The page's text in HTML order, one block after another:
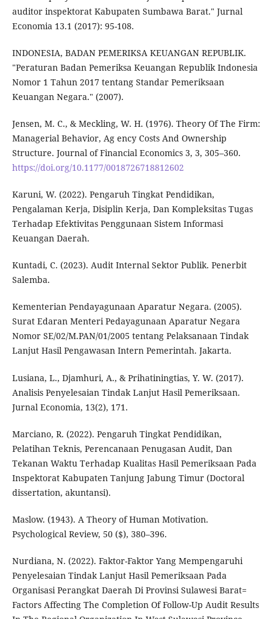
auditor inspektorat Kabupaten Sumbawa Barat." Jurnal
Economia 13.1 (2017): 95-108.
INDONESIA, BADAN PEMERIKSA KEUANGAN REPUBLIK.
"Peraturan Badan Pemeriksa Keuangan Republik Indonesia
Nomor 1 Tahun 2017 tentang Standar Pemeriksaan
Keuangan Negara." (2007).
Jensen, M. C., & Meckling, W. H. (1976). Theory Of The Firm:
Managerial Behavior, Ag ency Costs And Ownership
Structure. Journal of Financial Economics 3, 3, 305–360.
https://doi.org/10.1177/0018726718812602
Karuni, W. (2022). Pengaruh Tingkat Pendidikan,
Pengalaman Kerja, Disiplin Kerja, Dan Kompleksitas Tugas
Terhadap Efektivitas Penggunaan Sistem Informasi
Keuangan Daerah.
Kuntadi, C. (2023). Audit Internal Sektor Publik. Penerbit
Salemba.
Kementerian Pendayagunaan Aparatur Negara. (2005).
Surat Edaran Menteri Pedayagunaan Aparatur Negara
Nomor SE/02/M.PAN/01/2005 tentang Pelaksanaan Tindak
Lanjut Hasil Pengawasan Intern Pemerintah. Jakarta.
Lusiana, L., Djamhuri, A., & Prihatiningtias, Y. W. (2017).
Analisis Penyelesaian Tindak Lanjut Hasil Pemeriksaan.
Jurnal Economia, 13(2), 171.
Marciano, R. (2022). Pengaruh Tingkat Pendidikan,
Pelatihan Teknis, Perencanaan Penugasan Audit, Dan
Tekanan Waktu Terhadap Kualitas Hasil Pemeriksaan Pada
Inspektorat Kabupaten Tanjung Jabung Timur (Doctoral
dissertation, akuntansi).
Maslow. (1943). A Theory of Human Motivation.
Psychological Review, 50 ($), 380–396.
Nurdiana, N. (2022). Faktor-Faktor Yang Mempengaruhi
Penyelesaian Tindak Lanjut Hasil Pemeriksaan Pada
Organisasi Perangkat Daerah Di Provinsi Sulawesi Barat=
Factors Affecting The Completion Of Follow-Up Audit Results